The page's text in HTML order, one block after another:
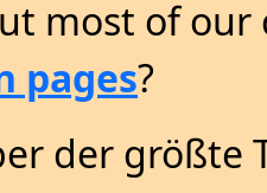
most of our
pages?
der größte